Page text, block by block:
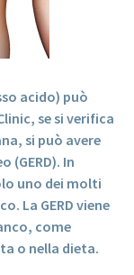
acido) può
se si verifica
si può avere
In
uno dei molti
La GERD viene
come
o nella dieta.